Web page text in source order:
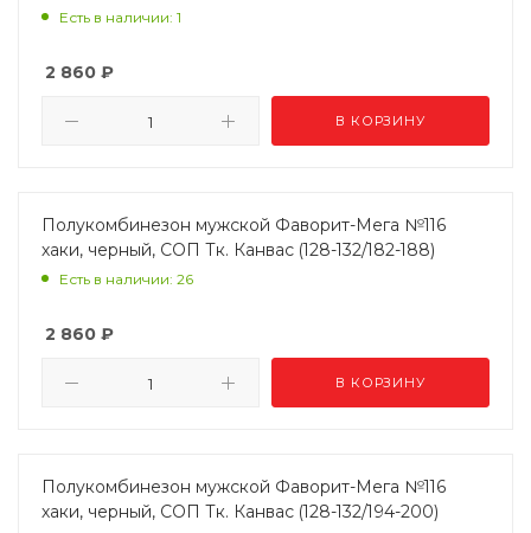
Есть в наличии: 1
2 860 ₽
В КОРЗИНУ
Полукомбинезон мужской Фаворит-Мега №116
хаки, черный, СОП Тк. Канвас (128-132/182-188)
Есть в наличии: 26
2 860 ₽
В КОРЗИНУ
Полукомбинезон мужской Фаворит-Мега №116
хаки, черный, СОП Тк. Канвас (128-132/194-200)